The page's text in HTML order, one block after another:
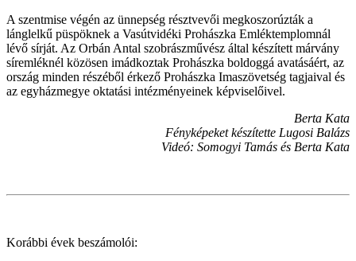
A szentmise végén az ünnepség résztvevői megkoszorúzták a
lánglelkű püspöknek a Vasútvidéki Prohászka Emléktemplomnál
lévő sírját. Az Orbán Antal szobrászművész által készített márvány
síremléknél közösen imádkoztak Prohászka boldoggá avatásáért, az
ország minden részéből érkező Prohászka Imaszövetség tagjaival és
az egyházmegye oktatási intézményeinek képviselőivel.
Berta Kata
Fényképeket készítette Lugosi Balázs
Videó: Somogyi Tamás és Berta Kata
Korábbi évek beszámolói: